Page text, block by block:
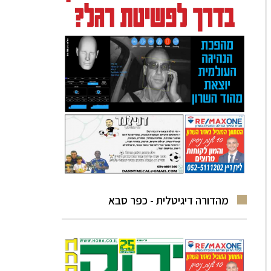
מהדורה דיגיטלית - כפר סבא